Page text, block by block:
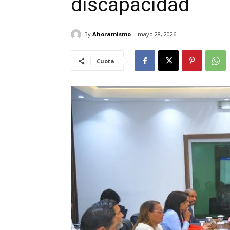
discapacidad
By Ahoramismo mayo 28, 2026
Cuota